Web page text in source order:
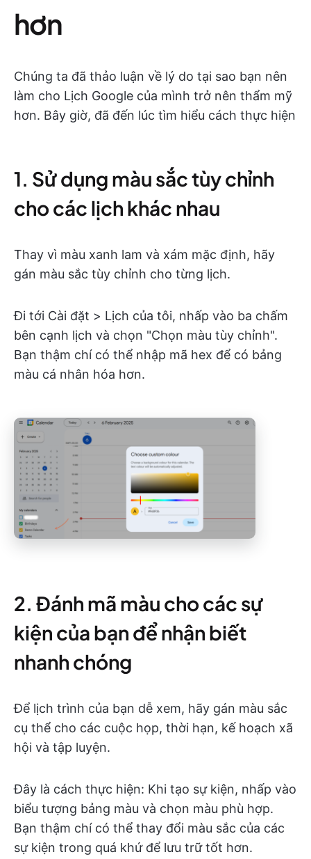
hơn
Chúng ta đã thảo luận về lý do tại sao bạn nên
làm cho Lịch Google của mình trở nên thẩm mỹ
hơn. Bây giờ, đã đến lúc tìm hiểu cách thực hiện
1. Sử dụng màu sắc tùy chỉnh
cho các lịch khác nhau
Thay vì màu xanh lam và xám mặc định, hãy
gán màu sắc tùy chỉnh cho từng lịch.
Đi tới Cài đặt > Lịch của tôi, nhấp vào ba chấm
bên cạnh lịch và chọn "Chọn màu tùy chỉnh".
Bạn thậm chí có thể nhập mã hex để có bảng
màu cá nhân hóa hơn.
2. Đánh mã màu cho các sự
kiện của bạn để nhận biết
nhanh chóng
Để lịch trình của bạn dễ xem, hãy gán màu sắc
cụ thể cho các cuộc họp, thời hạn, kế hoạch xã
hội và tập luyện.
Đây là cách thực hiện: Khi tạo sự kiện, nhấp vào
biểu tượng bảng màu và chọn màu phù hợp.
Bạn thậm chí có thể thay đổi màu sắc của các
sự kiện trong quá khứ để lưu trữ tốt hơn.